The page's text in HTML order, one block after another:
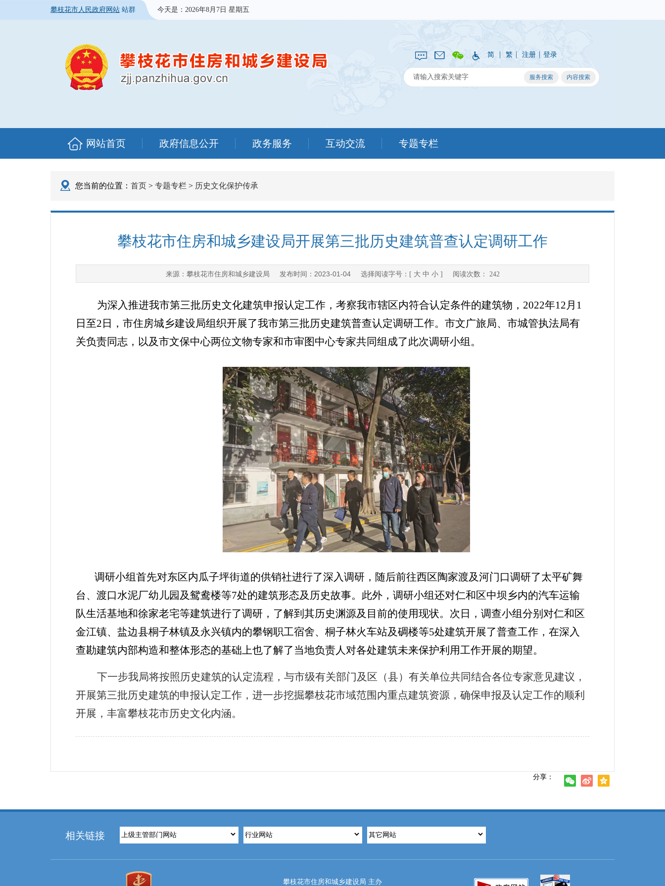
攀枝花市人民政府网站 站群 今天是： 2026年8月7日 星期五
简 | 繁 | 注册 | 登录
网站首页 政府信息公开 政务服务 互动交流 专题专栏
您当前的位置： 首页 > 专题专栏 > 历史文化保护传承
攀枝花市住房和城乡建设局开展第三批历史建筑普查认定调研工作
来源： 攀枝花市住房和城乡建设局 发布时间： 2023-01-04选择阅读字号：[ 大 中 小] 阅读次数： 242
为深入推进我市第三批历史文化建筑申报认定工作，考察我市辖区内符合认定条件的建筑物，2022年12月1
日至2日，市住房城乡建设局组织开展了我市第三批历史建筑普查认定调研工作。市文广旅局、市城管执法局有
关负责同志，以及市文保中心两位文物专家和市审图中心专家共同组成了此次调研小组。
调研小组首先对东区内瓜子坪街道的供销社进行了深入调研，随后前往西区陶家渡及河门口调研了太平矿舞
台、渡口水泥厂幼儿园及鸳鸯楼等7处的建筑形态及历史故事。此外，调研小组还对仁和区中坝乡内的汽车运输
队生活基地和徐家老宅等建筑进行了调研，了解到其历史渊源及目前的使用现状。次日，调查小组分别对仁和区
金江镇、盐边县桐子林镇及永兴镇内的攀钢职工宿舍、桐子林火车站及碉楼等5处建筑开展了普查工作，在深入
查勘建筑内部构造和整体形态的基础上也了解了当地负责人对各处建筑未来保护利用工作开展的期望。
下一步我局将按照历史建筑的认定流程，与市级有关部门及区（县）有关单位共同结合各位专家意见建议 ，
开展第三批历史建筑的申报认定工作 ， 进一步挖掘攀枝花市域范围内重点建筑资源， 确保申报及认定工作的顺利
开展，丰富攀枝花市历史文化内涵。
分享：
相关链接
攀枝花市住房和城乡建设局 主办